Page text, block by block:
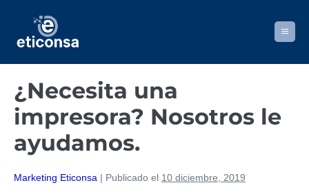
contenido
¿Necesita una
impresora? Nosotros le
ayudamos.
Marketing Eticonsa | Publicado el 10 diciembre, 2019